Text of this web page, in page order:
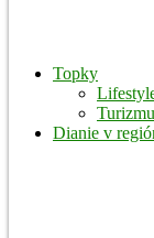
Topky
Dianie v